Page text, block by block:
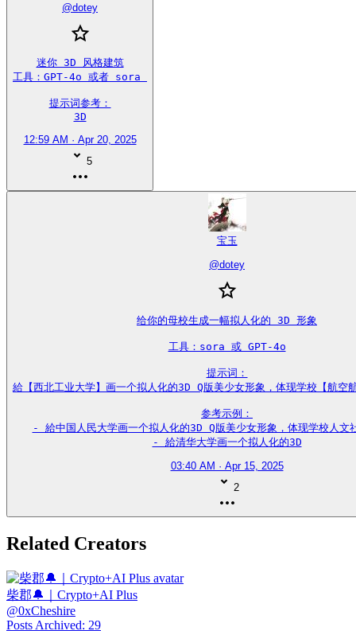
@dotey
迷你 3D 风格建筑
工具：GPT-4o 或者 sora
提示词参考：
3D
12:59 AM · Apr 20, 2025
5
宝玉
@dotey
给你的母校生成一幅拟人化的 3D 形象
工具：sora 或 GPT-4o
提示词：
給【西北工业大学】画一个拟人化的3D Q版美少女形象，体现学校【航空
参考示例：
- 給中国人民大学画一个拟人化的3D Q版美少女形象，体现学校人文
- 給清华大学画一个拟人化的3D
03:40 AM · Apr 15, 2025
2
Related Creators
柴郡🔔｜Crypto+AI Plus
@0xCheshire
Posts Archived: 29